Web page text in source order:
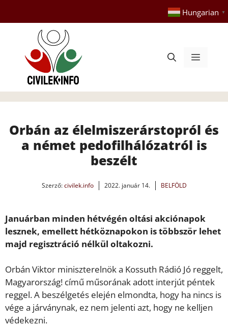
tartalomba
Hungarian ▼
Menü
Orbán az élelmiszerárstopról és
a német pedofilhálózatról is
beszélt
Szerző:civilek.info 2022. január 14. BELFÖLD
Januárban minden hétvégén oltási akciónapok
lesznek, emellett hétköznapokon is többször lehet
majd regisztráció nélkül oltakozni.
Orbán Viktor miniszterelnök a Kossuth Rádió Jó reggelt,
Magyarország! című műsorának adott interjút péntek
reggel. A beszélgetés elején elmondta, hogy ha nincs is
vége a járványnak, ez nem jelenti azt, hogy ne kelljen
védekezni.